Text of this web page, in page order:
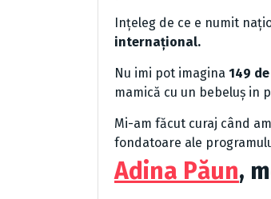
Ințeleg de ce e numit
internațional.
Nu imi pot imagina 149
mamică cu un bebeluș in
Mi-am făcut curaj când
fondatoare ale
Adina Păun,